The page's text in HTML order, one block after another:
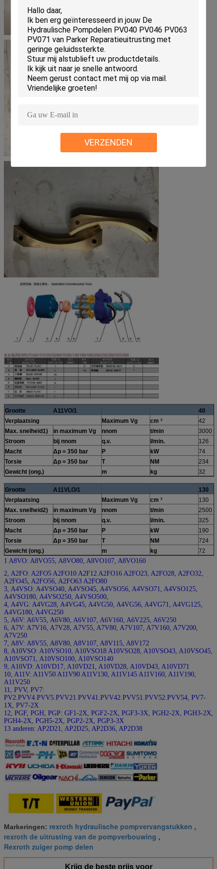
VERZENDEN
Grootte A11VO/1
40
Verplaatsing
Maximum Vg cm ³
42
Max. snelheid1)
in maximum Vg nnom t/min
3000
Stroom
bij nnom q.v. l/min.
126
Macht
Δp = 350 bar P kW
74
Torsie
Δp = 350 bar T NM
234
Gewicht (ong.)
m kg 32
Grootte A11VLO/1
130
Verplaatsing
Maximum Vg cm ³
130
Max. snelheid2)
in maximum Vg nnom t/min
2500
Stroom
bij nnom q.v. l/min.
325
Macht
Δp = 350 bar P kW
190
Torsie
Δp = 350 bar T NM
724
Gewicht (ong.)
m kg 72
1 A8VO: A8VO55, A8VO80, A8VO107, A8VO160
2, A2FO: A2FO5 A2FO10 A2F12 A2FO16 A2FO23, A2FO28, A2FO32,
A2FO45, A2FO56, A2FO63 A2FO80
3, A4VSO: A4VSO40, A4VSO45, A4VSO56, A4VSO71, A4VSO125,
A4VSO180, A4VSO250, A4VSO500,
4, A4VG: A4VG28, A4VG45, A4VG50, A4VG56, A4VG71, A4VG125,
A4VG180, A4VG250
5, A6V: A6V55, A6V80, A6V107, A6V160, A6V225, A6V250
6, A7V: A7V16, A7V28, A7V55, A7V80, A7V107, A7V160, A7V200,
A7V250
7, A8V: A8V55, A8V80, A8V107, A8V115, A8V172
8, A10VSO: A10VSO10, A10VSO18 A10VSO28, A10VSO43, A10VSO45,
A10VSO71, A10VSO100, A10VSO140
9, A10VD: A10VD17, A10VD21, A10VD28, A10VD43, A10VD71
10, A11V: A11V50 A11V90 A11V130, A11V145 A11V160, A11V190,
A11V250
11, PVV, PV7:
PV2.PVV4.PVV5.PVV21.PVV41.PVV42.PVV51.PVV52.PVV54, PV7-
1X, PV7-2X
12, PGF, PGH, PGP: GF1-2X, PGF2-2X, PGF3-3X, PGH2-2X, PGH3-2X,
PGH4-2X, PGH5-2X, PGP2-2X, PGP3-3X
13 anderen: AP2D21, AP2D25, AP2D36, AP2D38
Markeringen: rexroth hydraulische pompvervangstukken ,
rexroth de uitrusting van de pompverbouwing ,
Rexroth zuiger pomp delen
Krijg de beste prijs voor